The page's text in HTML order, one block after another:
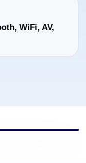
WiFi, AV,